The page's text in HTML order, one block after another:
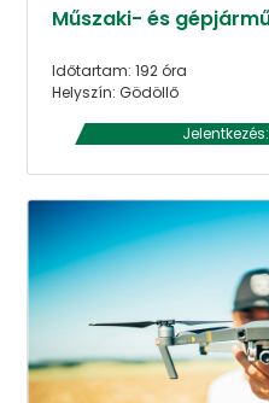
Műszaki- és
Időtartam: 192 óra
Helyszín: Gödöllő